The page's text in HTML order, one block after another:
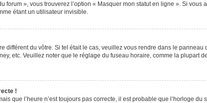
forum », vous trouverez l’option « Masquer mon statut en ligne ». Si
étant un utilisateur invisible.
différent du vôtre. Si tel était le cas, veuillez vous rendre dans le
etc. Veuillez noter que le réglage du fuseau horaire, comme la plupart
!
que l’heure n’est toujours pas correcte, il est probable que l’horloge